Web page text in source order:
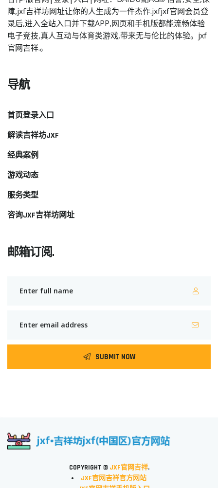
障,jxf吉祥坊网址让你的人生成为一件杰作.jxfjxf官网会员登
录后,进入全站入口并下载APP,网页和手机版都能流畅体验
电子竞技,真人互动与体育类游戏,带来无与伦比的体验。jxf
官网吉祥.。
导航
首页登录入口
解读吉祥坊JXF
经典案例
游戏动态
服务类型
咨询JXF吉祥坊网址
邮箱订阅.
SUBMIT NOW
COPYRIGHT © JXF官网吉祥.
JXF官网吉祥官方网站